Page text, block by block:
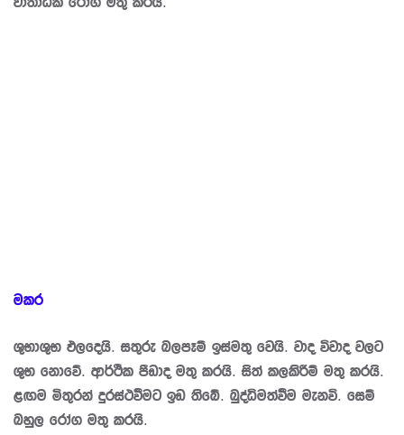
මකර
ශුභාශුභ ඵලදෙයි. සතුරු බලපෑම් ඉස්මතු වෙයි. වාද විවාද වලට
ශුභ නොවේ. ආර්ථික පීඩාද මතු කරයි. සිත් කලකිරීම් මතු කරයි.
ළඟම මිතුරන් දුරස්ථවීමට ඉඩ තිබේ. බුද්ධිමත්වීම මැනවි. සෙම්
බහුල රෝග මතු කරයි.